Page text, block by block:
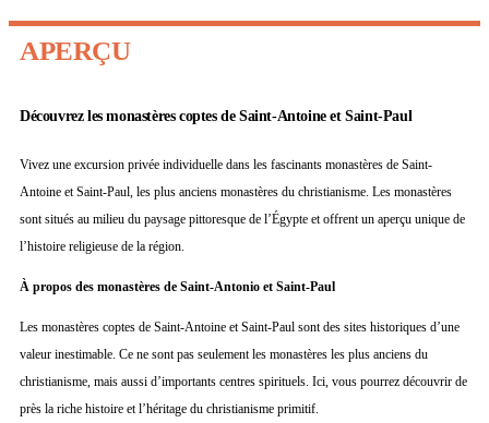
APERÇU
Découvrez les monastères coptes de Saint-Antoine et Saint-Paul
Vivez une excursion privée individuelle dans les fascinants monastères de Saint-
Antoine et Saint-Paul, les plus anciens monastères du christianisme. Les monastères
sont situés au milieu du paysage pittoresque de l’Égypte et offrent un aperçu unique de
l’histoire religieuse de la région.
À propos des monastères de Saint-Antonio et Saint-Paul
Les monastères coptes de Saint-Antoine et Saint-Paul sont des sites historiques d’une
valeur inestimable. Ce ne sont pas seulement les monastères les plus anciens du
christianisme, mais aussi d’importants centres spirituels. Ici, vous pourrez découvrir de
près la riche histoire et l’héritage du christianisme primitif.